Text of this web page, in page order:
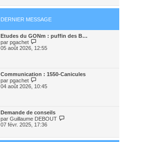
DERNIER MESSAGE
Etudes du GONm : puffin des B…
par pgachet
o
d
r
r
m
e
s
a
05 août 2026, 12:55
Communication : 1550-Canicules
par pgachet
o
d
e
r
i
04 août 2026, 10:45
Demande de conseils
par Guillaume DEBOUT
l
07 févr. 2025, 17:36